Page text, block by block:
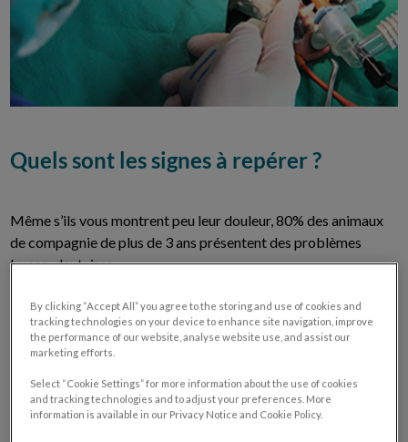
Quels sont les signes à repérer ?
Même s’ils vous montrent peu leur douleur, 80% des animaux
de compagnie de plus de 3 ans présentent des problèmes
bucco-dentaires.
Les signes d’alerte sont :
mauvaise haleine, présence d’une infection,
mâchonnements, frottements après les repas,
By clicking “Accept All” you agree to the storing and use of cookies and
tracking technologies on your device to enhance site navigation, improve
the performance of our website, analyse website use, and assist our
marketing efforts.
Select “Cookie Settings” for more information about the use of cookies
and tracking technologies and to adjust your preferences. More
information is available in our Privacy Notice and Cookie Policy.